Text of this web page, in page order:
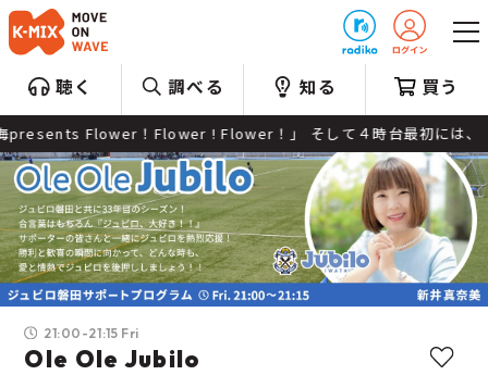
聴く 調べる 知る 買う
Flower！Flower ! Flower！」 そして４時台最初には
21:00-21:15 Fri
Ole Ole Jubilo